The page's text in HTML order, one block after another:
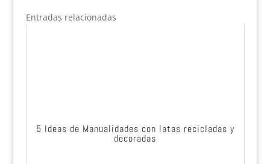
Entradas relacionadas
5 Ideas de Manualidades con latas recicladas y
decoradas